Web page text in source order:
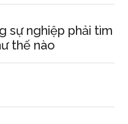
sự nghiệp phải tìm
thế nào